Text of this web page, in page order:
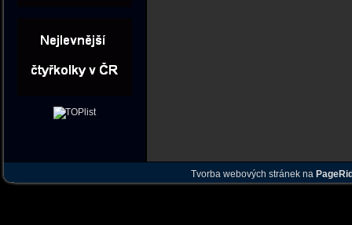
Tvorba webových stránek na